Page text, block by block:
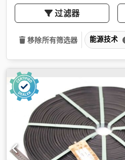
过滤器
移除所有筛选器 能源技术